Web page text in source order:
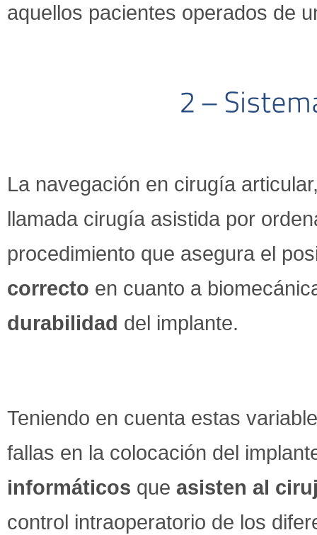
aquellos pacientes operados de
La navegación en cirugía
llamada cirugía asistida por
procedimiento que asegura el
correcto en cuanto a
durabilidad del implante.
Teniendo en cuenta estas
fallas en la colocación del
informáticos que asisten al
control intraoperatorio de los